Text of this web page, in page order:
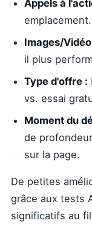
Appels à
emplacement.
Images/
il plus
Type d'offre :
vs. essai
Moment du
de
sur la page.
De petites
grâce aux tests
significatifs au